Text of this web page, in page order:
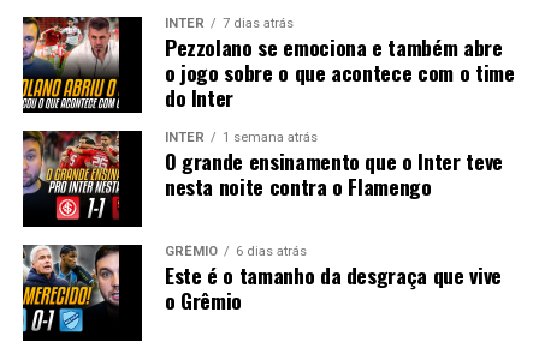
INTER 7 dias atrás
Pezzolano se emociona e também abre
o jogo sobre o que acontece com o time
do Inter
INTER 1 semana atrás
O grande ensinamento que o Inter teve
nesta noite contra o Flamengo
GRÊMIO 6 dias atrás
Este é o tamanho da desgraça que vive
o Grêmio